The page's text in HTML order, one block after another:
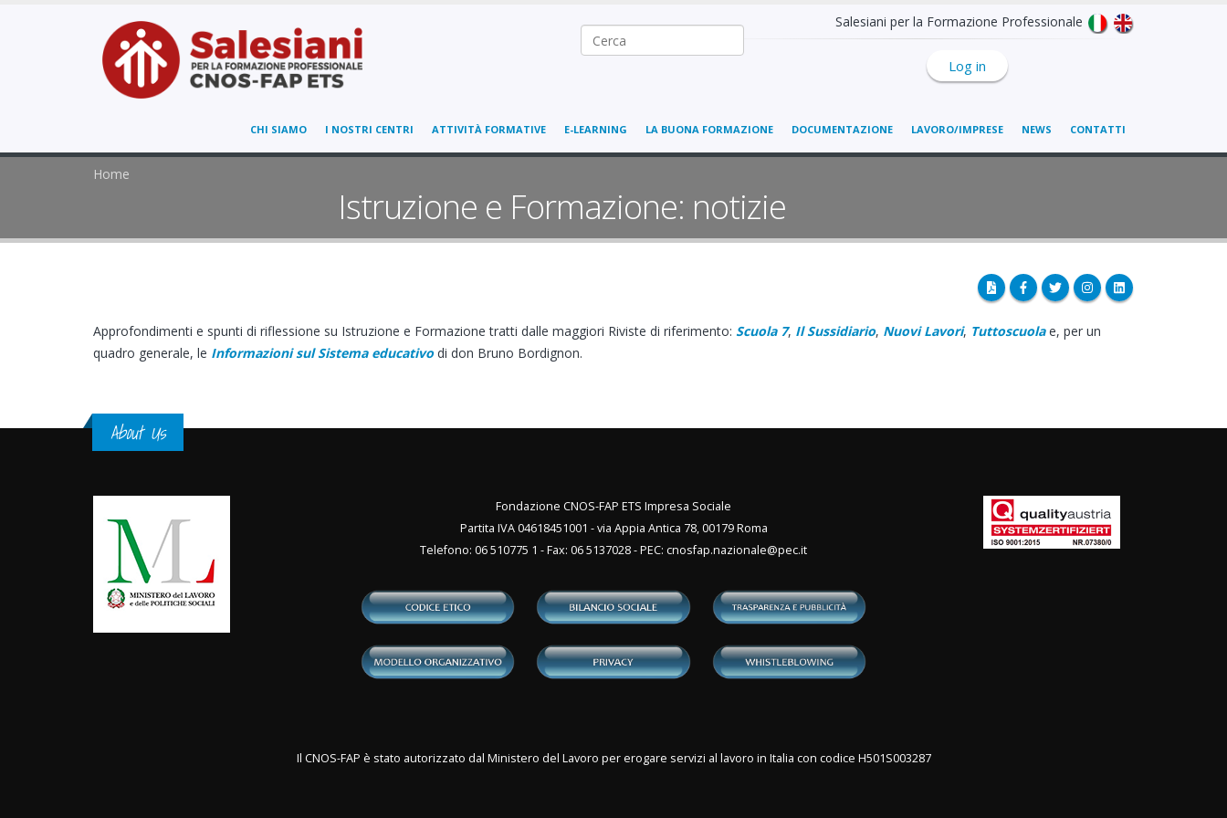
Salesiani per la Formazione Professionale
Log in
Ricerca nel sito
CHI SIAMO I NOSTRI CENTRI ATTIVITÀ FORMATIVE E-LEARNING LA BUONA FORMAZIONE DOCUMENTAZIONE LAVORO/IMPRESE NEWS CONTATTI
Home
Istruzione e Formazione: notizie
Approfondimenti e spunti di riflessione su Istruzione e Formazione tratti dalle maggiori Riviste di riferimento: Scuola 7, Il Sussidiario, Nuovi Lavori, Tuttoscuolae, per un
quadro generale, le Informazioni sul Sistema educativodi don Bruno Bordignon.
About Us
Fondazione CNOS-FAP ETS Impresa Sociale
Partita IVA 04618451001 - via Appia Antica 78, 00179 Roma
Telefono: 06 510775 1 - Fax: 06 5137028 - PEC: cnosfap.nazionale@pec.it
Il CNOS-FAP è stato autorizzato dal Ministero del Lavoro per erogare servizi al lavoro in Italia con codice H501S003287